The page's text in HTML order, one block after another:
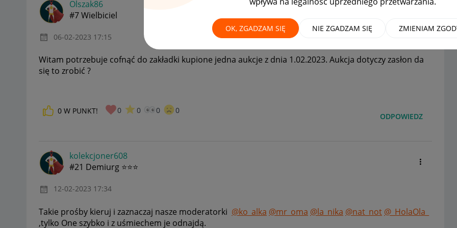
OK, ZGADZAM SIĘ NIE ZGADZAM SIĘ ZMIENIAM
Olszak86
#7 Wielbiciel
‎06-02-2023 17:15
Witam potrzebuje cofnąć do zakładki kupione jedna aukcje z dnia 1.02.2023. Aukcja dotyczy zasłon da
się to zrobić ?
0 W PUNKT! 0 0 0 0
ODPOWIEDZ
kolekcjoner608
#21 Demiurg ⭐⭐⭐
‎12-02-2023 17:34
Takie prośby kieruj i zaznaczaj nasze moderatorki @ko_alka @mr_oma @la_nika @nat_not @_HolaOla_
,tylko One szybko i z uśmiechem je odnajdą.